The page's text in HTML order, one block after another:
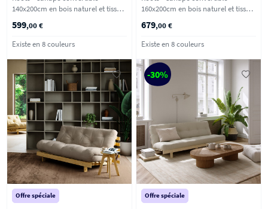
140x200cm en bois naturel et tissu -
599,00 €
Existe en 8 couleurs
160x200cm en bois naturel et tissu -
679,00 €
Existe en 8 couleurs
Offre spéciale
-30%
Offre spéciale